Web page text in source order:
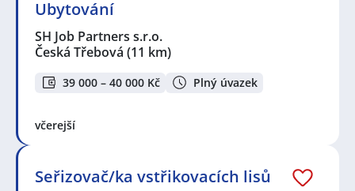
Ubytování
SH Job Partners s.r.o.
Česká Třebová (11 km)
39 000 – 40 000 Kč Plný úvazek
včerejší
Seřizovač/ka vstřikovacích lisů